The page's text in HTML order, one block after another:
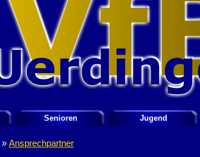
Senioren Jugend
» Ansprechpartner